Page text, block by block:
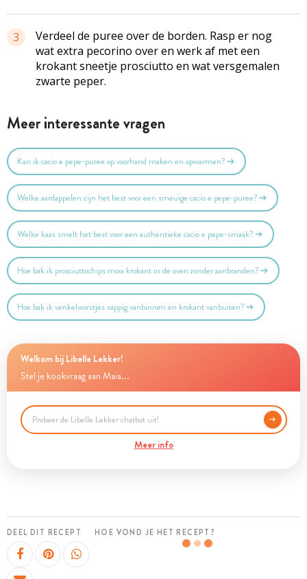
3
Verdeel de puree over de borden. Rasp er nog
wat extra pecorino over en werk af met een
krokant sneetje prosciutto en wat versgemalen
zwarte peper.
Meer interessante vragen
Kan ik cacio e pepe-puree op voorhand maken en opwarmen?
Welke aardappelen zijn het best voor een smeuïge cacio e pepe-puree?
Welke kaas smelt het best voor een authentieke cacio e pepe-smaak?
Hoe bak ik prosciuttochips mooi krokant in de oven zonder aanbranden?
Hoe bak ik venkelworstjes sappig vanbinnen en krokant vanbuiten?
Welkom bij Libelle Lekker!
Stel je kookvraag aan Maia...
Meer info
DEEL DIT RECEPT HOE VOND JE HET RECEPT?